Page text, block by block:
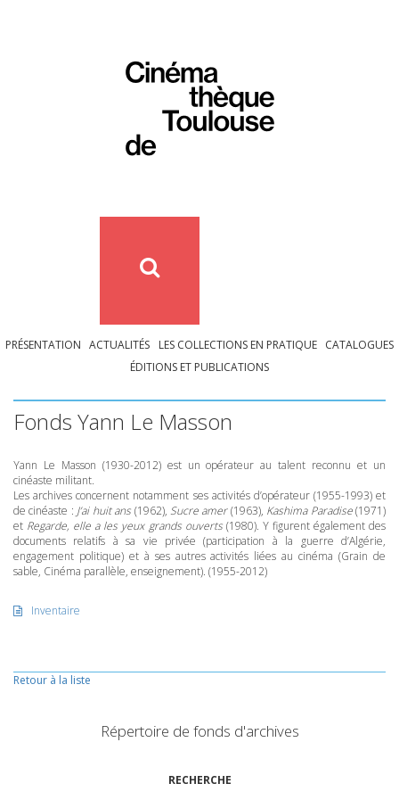
PRÉSENTATION ACTUALITÉS LES COLLECTIONS EN PRATIQUE
CATALOGUES
ÉDITIONS ET PUBLICATIONS
Fonds Yann Le Masson
Yann Le Masson (1930-2012) est un opérateur au talent reconnu et un
cinéaste militant.
Les archives concernent notamment ses activités d’opérateur (1955-1993) et
de cinéaste : J’ai huit ans (1962), Sucre amer(1963), Kashima Paradise(1971)
et Regarde, elle a les yeux grands ouverts(1980). Y figurent également des
documents relatifs à sa vie privée (participation à la guerre d’Algérie,
engagement politique) et à ses autres activités liées au cinéma (Grain de
sable, Cinéma parallèle, enseignement). (1955-2012)
Inventaire
Retour à la liste
Répertoire de fonds d'archives
RECHERCHE